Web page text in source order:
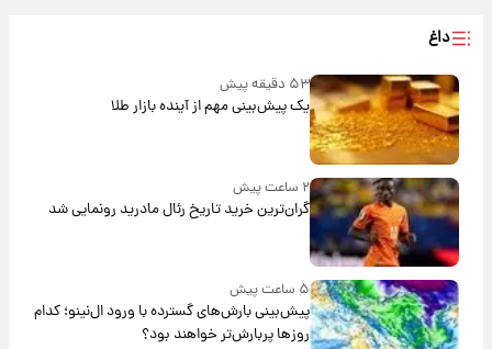
داغ
۵۳ دقیقه پیش
یک پیش‌بینی مهم از آینده بازار طلا
۲ ساعت پیش
گران‌ترین خرید تاریخ رئال مادرید رونمایی شد
۵ ساعت پیش
پیش‌بینی بارش‌های گسترده با ورود ال‌نینو؛ کدام
روزها پربارش‌تر خواهند بود؟